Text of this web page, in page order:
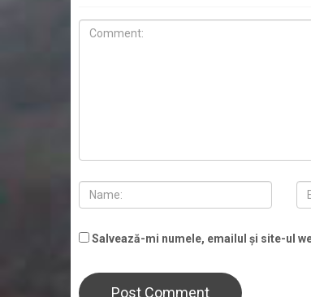
Salvează-mi numele, emailul și site-ul